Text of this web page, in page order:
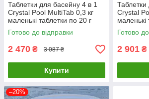
Таблетки для басейну 4 в 1
Crystal Pool MultiTab 0,3 кг
маленькі таблетки по 20 г
Готово до відправки
2 470 ₴ 3 087 ₴
Купити
Таблетки
Crystal
маленькі
Готово
2 901 ₴
–20%